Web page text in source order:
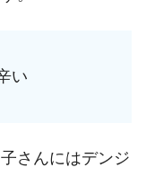
い
さんにはデンジ